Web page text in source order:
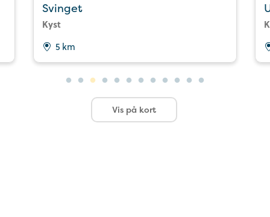
Svinget
Kyst
5 km
Vis på kort